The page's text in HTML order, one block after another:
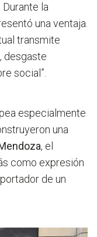
la
una ventaja.
transmite
desgaste
social”.
especialmente
una
, el
como expresión
de un